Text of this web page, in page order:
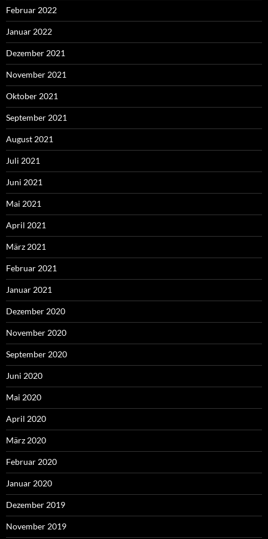
Februar 2022
Januar 2022
Dezember 2021
November 2021
Oktober 2021
September 2021
August 2021
Juli 2021
Juni 2021
Mai 2021
April 2021
März 2021
Februar 2021
Januar 2021
Dezember 2020
November 2020
September 2020
Juni 2020
Mai 2020
April 2020
März 2020
Februar 2020
Januar 2020
Dezember 2019
November 2019